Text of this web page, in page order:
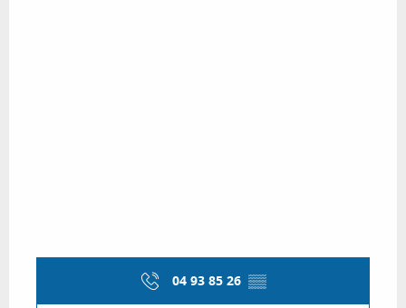
04 93 85 26 ▒▒